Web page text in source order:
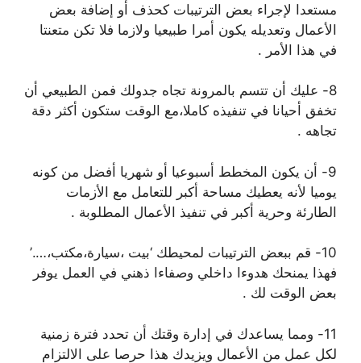
ﻣﺴﺘﻌﺪﺍ ﻹﺟﺮﺍﺀ ﺑﻌﺾ ﺍﻟﺘﺮﺗﻴﺒﺎﺕ ﻛﺤﺬﻑ ﺃﻭ ﺇﺿﺎﻓﺔ ﺑﻌﺾ
ﺍﻷﻋﻤﺎﻝ ﻭﺗﻌﺪﻳﻠﻪ ﻳﻜﻮﻥ ﺃﻣﺮﺍ ﻃﺒﻴﻌﻴﺎ ﻭﻻ‌ﺯﻣﺎ ﻓﻼ‌ ﺗﻜﻦ ﻣﺘﻌﻨﺘﺎ
ﻓﻲ ﻫﺬﺍ ﺍﻷﻣﺮ .
8- ﻋﻠﻴﻚ ﺃﻥ ﺗﺘﺴﻢ ﺑﺎﻟﻤﺮﻭﻧﺔ ﺗﺠﺎﻩ ﺟﺪﻭﻟﻚ ﻓﻤﻦ ﺍﻟﻄﺒﻴﻌﻲ ﺃﻥ
ﺗﺨﻔﻖ ﺃﺣﻴﺎﻧﺎ ﻓﻲ ﺗﻨﻔﻴﺬﻩ ﻛﺎﻣﻼ‌،ﻣﻊ ﺍﻟﻮﻗﺖ ﺳﺘﻜﻮﻥ ﺃﻛﺜﺮ ﺩﻗﺔ
ﺗﺠﺎﻫﻪ .
9- ﺃﻥ ﻳﻜﻮﻥ ﺍﻟﻤﺨﻄﻂ ﺃﺳﺒﻮﻋﻴﺎ ﺃﻭ ﺷﻬﺮﻳﺎ ﺃﻓﻀﻞ ﻣﻦ ﻛﻮﻧﻪ
ﻳﻮﻣﻴﺎ ﻷﻧﻪ ﻳﻌﻄﻴﻚ ﻣﺴﺎﺣﺔ ﺃﻛﺒﺮ ﻟﻠﺘﻌﺎﻣﻞ ﻣﻊ ﺍﻷﺯﻣﺎﺕ
ﺍﻟﻄﺎﺭﺋﺔ ﻭﺣﺮﻳﺔ ﺃﻛﺒﺮ ﻓﻲ ﺗﻨﻔﻴﺬ ﺍﻷﻋﻤﺎﻝ ﺍﻟﻤﻄﻠﻮﺑﺔ .
10- ﻗﻢ ﺑﺒﻌﺾ ﺍﻟﺘﺮﺗﻴﺒﺎﺕ ﻟﻤﺤﻴﻄﻚ ‘ﺑﻴﺖ ،ﺳﻴﺎﺭﺓ،ﻣﻜﺘﺐ،….’
ﻓﻬﺬﺍ ﻳﻤﻨﺤﻚ ﻫﺪﻭﺀﺍ ﺩﺍﺧﻠﻲ ﻭﺻﻔﺎﺀﺍ ﺫﻫﻨﻲ ﻓﻲ ﺍﻟﻌﻤﻞ ﻳﻮﻓﺮ
ﺑﻌﺾ ﺍﻟﻮﻗﺖ ﻟﻚ .
11- ﻭﻣﻤﺎ ﻳﺴﺎﻋﺪﻙ ﻓﻲ ﺇﺩﺍﺭﺓ ﻭﻗﺘﻚ ﺃﻥ ﺗﺤﺪﺩ ﻓﺘﺮﺓ ﺯﻣﻨﻴﺔ
ﻟﻜﻞ ﻋﻤﻞ ﻣﻦ ﺍﻷﻋﻤﺎﻝ ﻭﻳﺰﻳﺪﻙ ﻫﺬﺍ ﺣﺮﺻﺎ ﻋﻠﻰ ﺍﻻ‌ﻟﺘﺰﺍﻡ